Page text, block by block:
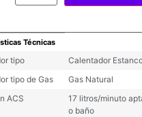
Técnicas
tipo
Calentador
tipo de Gas
Gas Natural
ACS
17 litros/minuto
o baño